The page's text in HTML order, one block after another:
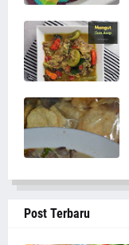
Post Terbaru